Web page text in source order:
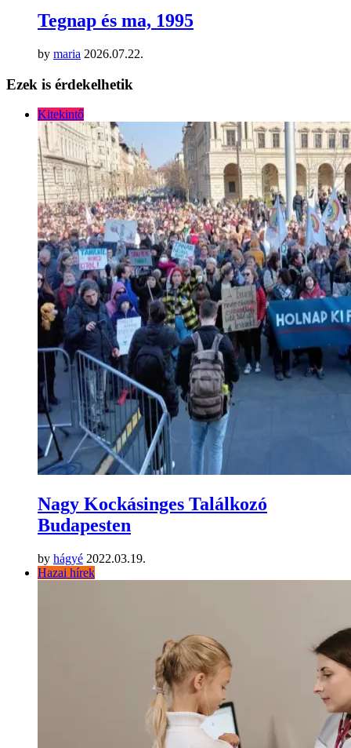
Tegnap és ma, 1995
by maria 2026.07.22.
Ezek is érdekelhetik
Kitekintő
Nagy Kockásinges Találkozó
Budapesten
by hágyé 2022.03.19.
Hazai hírek